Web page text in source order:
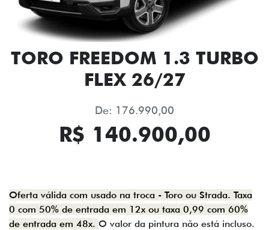
TORO FREEDOM 1.3 TURBO
FLEX 26/27
De: 176.990,00
R$ 140.900,00
Oferta válida com usado na troca - Toro ou Strada. Taxa
0 com 50% de entrada em 12x ou taxa 0,99 com 60%
de entrada em 48x. O valor da pintura não está incluso.